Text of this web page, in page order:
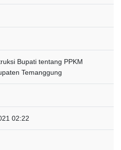
Bupati tentang PPKM
Temanggung
02:22